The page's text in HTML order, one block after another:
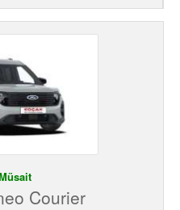
Courier